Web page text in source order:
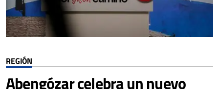
REGIÓN
Abengózar celebra un nuevo